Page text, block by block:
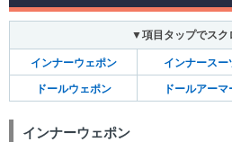
▼項目タップでス
インナーウェポン インナースー
ドールウェポン ドールアーマ
インナーウェポン